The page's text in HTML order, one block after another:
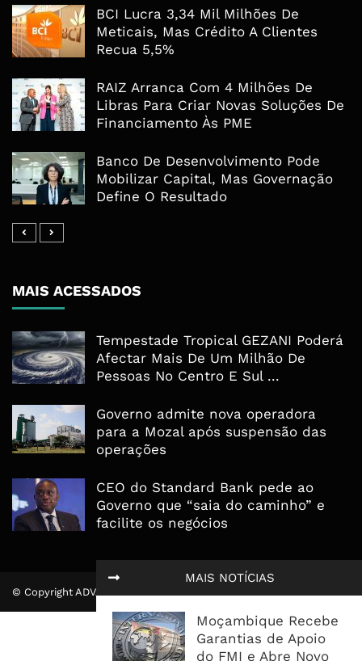
MAIS NOTÍCIAS
Moçambique Recebe
Garantias de Apoio
do FMI e Abre Novo
BCI Lucra 3,34 Mil Milhões De
Meticais, Mas Crédito A Clientes
Recua 5,5%
RAIZ Arranca Com 4 Milhões De
Libras Para Criar Novas Soluções De
Financiamento Às PME
Banco De Desenvolvimento Pode
Mobilizar Capital, Mas Governação
Define O Resultado
MAIS ACESSADOS
Tempestade Tropical GEZANI Poderá
Afectar Mais De Um Milhão De
Pessoas No Centro E Sul ...
Governo admite nova operadora
para a Mozal após suspensão das
operações
CEO do Standard Bank pede ao
Governo que “saia do caminho” e
facilite os negócios
© Copyright ADVALUE. Todos Direitos Reservados.